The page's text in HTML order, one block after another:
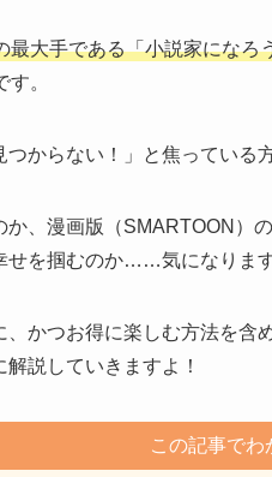
最大手である「小説家になろ
す。
つからない！」と焦っている
か、漫画版（SMARTOON）
せを掴むのか……気になります
かつお得に楽しむ方法を
説していきますよ！
この記事でわ